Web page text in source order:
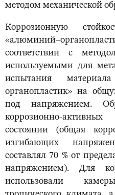
методом механической
Коррозионную
соответствии с
используемыми для
испытания
органопластик» на
под напряжением.
коррозионно-
состоянии (общая
изгибающих
составлял 70 % от
напряжением). Для
использовали